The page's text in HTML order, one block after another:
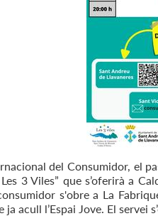
del Consumidor, el
3 Viles” que s’oferirà a
s'obre a La
ja acull l’Espai Jove. El